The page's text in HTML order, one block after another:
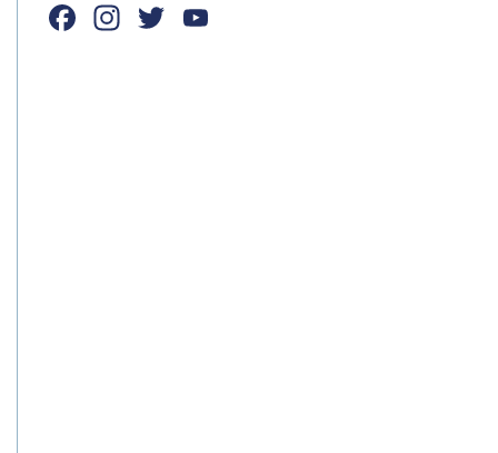
Facebook
Instagram
Twitter